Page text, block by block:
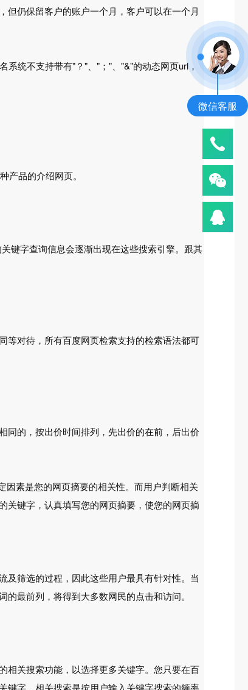
仍保留客户的账户一个月，客户可以在一个月
统不支持带有"？"、"；"、"&"的动态网页url，
产品的介绍网页。
键字查询信息会逐渐出现在这些搜索引擎。跟其
等对待，所有百度网页检索支持的检索语法都可
同的，按出价时间排列，先出价的在前，后出价
素是您的网页摘要的相关性。而用户判断相关
关键字，认真填写您的网页摘要，使您的网页摘
及筛选的过程，因此这些用户最具有针对性。当
最前列，将得到大多数网民的点击和访问。
相关搜索功能，以选择更多关键字。您只要在百
键字，相关搜索是按用户输入关键字搜索的频率
微信客服